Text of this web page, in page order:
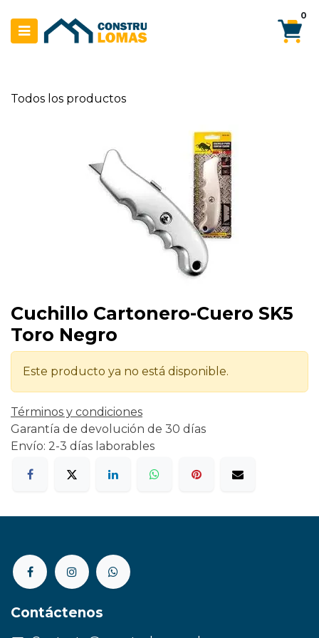
0
Todos los productos
Cuchillo Cartonero-Cuero SK5
Toro Negro
Este producto ya no está disponible.
Términos y condiciones
Garantía de devolución de 30 días
Envío: 2-3 días laborables
Contáctenos